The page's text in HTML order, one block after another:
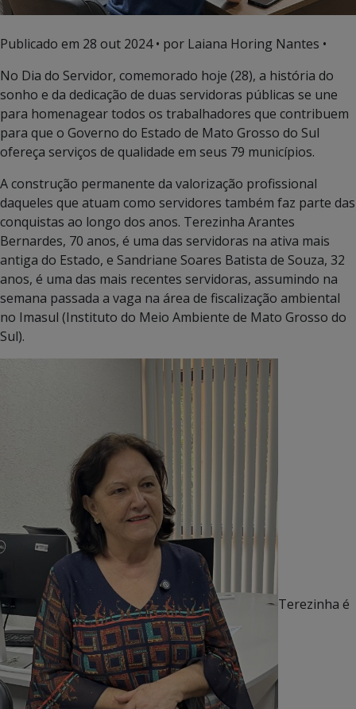
Publicado em 28 out 2024• por Laiana Horing Nantes •
No Dia do Servidor, comemorado hoje (28), a história do
sonho e da dedicação de duas servidoras públicas se une
para homenagear todos os trabalhadores que contribuem
para que o Governo do Estado de Mato Grosso do Sul
ofereça serviços de qualidade em seus 79 municípios.
A construção permanente da valorização profissional
daqueles que atuam como servidores também faz parte das
conquistas ao longo dos anos. Terezinha Arantes
Bernardes, 70 anos, é uma das servidoras na ativa mais
antiga do Estado, e Sandriane Soares Batista de Souza, 32
anos, é uma das mais recentes servidoras, assumindo na
semana passada a vaga na área de fiscalização ambiental
no Imasul (Instituto do Meio Ambiente de Mato Grosso do
Sul).
Terezinha é